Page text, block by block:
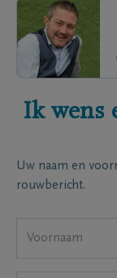
Ik wens
Uw naam en
rouwbericht.